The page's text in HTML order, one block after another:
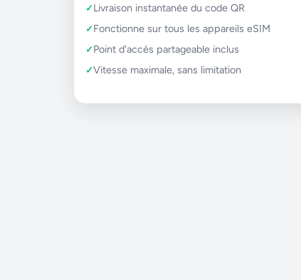
Livraison instantanée du code QR
Fonctionne sur tous les appareils eSIM
Point d'accès partageable inclus
Vitesse maximale, sans limitation